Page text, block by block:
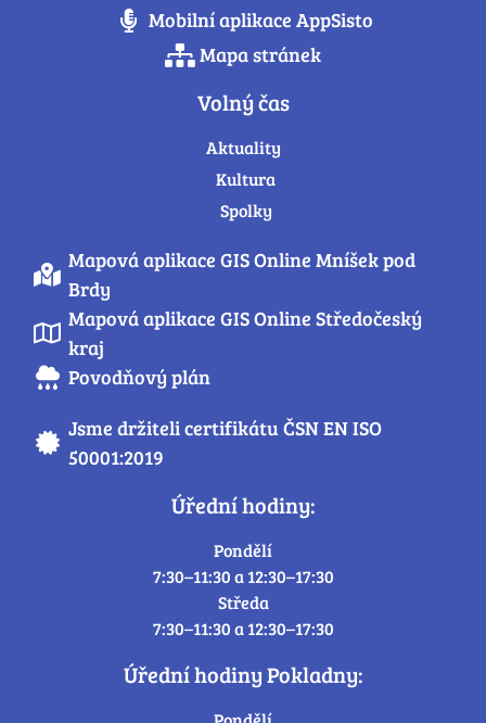
Mobilní aplikace AppSisto
Mapa stránek
Volný čas
Aktuality
Kultura
Spolky
Mapová aplikace GIS Online Mníšek pod
Brdy
Mapová aplikace GIS Online Středočeský
kraj
Povodňový plán
Jsme držiteli certifikátu ČSN EN ISO
50001:2019
Úřední hodiny:
Pondělí
7:30–11:30 a 12:30–17:30
Středa
7:30–11:30 a 12:30–17:30
Úřední hodiny Pokladny: